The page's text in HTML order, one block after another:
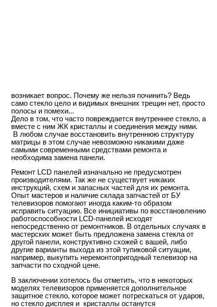
возникает вопрос. Почему же нельзя починить? Ведь
само стекло цело и видимых внешних трещин нет, просто
полосы и помехи...
Дело в том, что часто повреждается внутреннее стекло, а
вместе с ним ЖК кристаллы и соединения между ними.
В любом случае восстановить внутреннюю структуру
матрицы в этом случае невозможно никакими даже
самыми современными средствами ремонта и
необходима замена панели.
Ремонт LCD панелей изначально не предусмотрен
производителями. Так же не существует никаких
инструкций, схем и запасных частей для их ремонта.
Опыт мастеров и наличие склада запчастей от БУ
телевизоров помогают иногда каким-то образом
исправить ситуацию. Все инициативы по восстановлению
работоспособности LCD-панелей исходят
непосредственно от ремонтников. В отдельных случаях в
мастерских может быть предложена замена стекла от
другой панели, конструктивно схожей с вашей, либо
другие варианты выхода из этой тупиковой ситуации,
например, выкупить неремонтопригодный телевизор на
запчасти по сходной цене.
В заключении хотелось бы отметить, что в некоторых
моделях телевизоров применяется дополнительное
защитное стекло, которое может потрескаться от ударов,
но стекло дисплея и кристаллы останутся